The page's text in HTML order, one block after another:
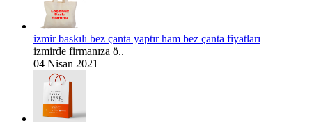
izmir baskılı bez çanta yaptır ham bez çanta fiyatları
izmirde firmanıza ö..
04 Nisan 2021